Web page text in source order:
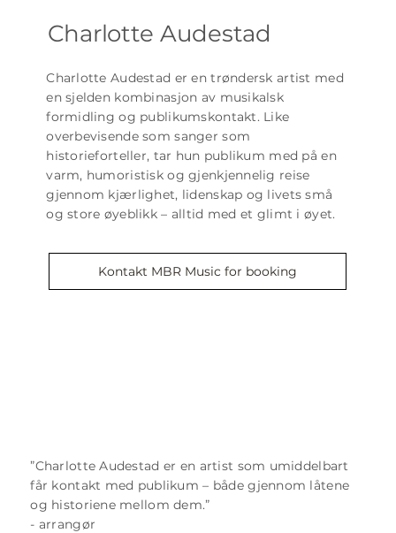
Charlotte Audestad
Charlotte Audestad er en trøndersk artist med
en sjelden kombinasjon av musikalsk
formidling og publikumskontakt. Like
overbevisende som sanger som
historieforteller, tar hun publikum med på en
varm, humoristisk og gjenkjennelig reise
gjennom kjærlighet, lidenskap og livets små
og store øyeblikk – alltid med et glimt i øyet.
Kontakt MBR Music for booking
”Charlotte Audestad er en artist som umiddelbart
får kontakt med publikum – både gjennom låtene
og historiene mellom dem.”
- arrangør